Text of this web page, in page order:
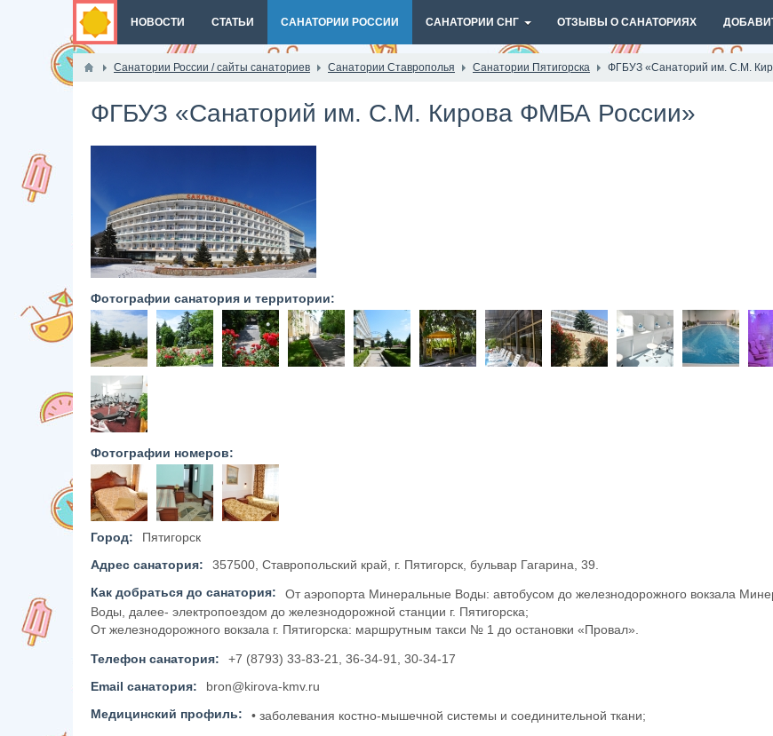
НОВОСТИ СТАТЬИ САНАТОРИИ РОССИИ САНАТОРИИ СНГ ОТЗЫВЫ О САНАТОРИЯХ
Санатории России / сайты санаториев Санатории Ставрополья Санатории Пятигорска ФГБУЗ «Санаторий им. С.М.
ФГБУЗ «Санаторий им. С.М. Кирова ФМБА России»
Фотографии санатория и территории:
Фотографии номеров:
Город:
Пятигорск
Адрес санатория:
357500, Ставропольский край, г. Пятигорск, бульвар Гагарина, 39.
Как добраться до санатория:
От аэропорта Минеральные Воды: автобусом до железнодорожного вокзала
Воды, далее- электропоездом до железнодорожной станции г. Пятигорска;
От железнодорожного вокзала г. Пятигорска: маршрутным такси № 1 до остановки «Провал».
Телефон санатория:
+7 (8793) 33-83-21, 36-34-91, 30-34-17
Email санатория:
bron@kirova-kmv.ru
Медицинский профиль:
• заболевания костно-мышечной системы и соединительной ткани;